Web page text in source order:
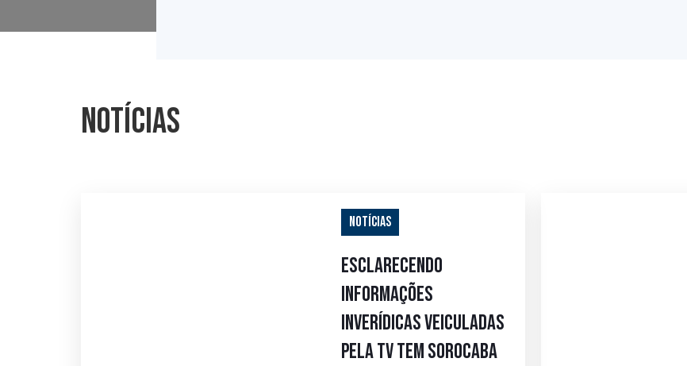
Notícias
Notícias
Esclarecendo
informações
inverídicas veiculadas
pela TV Tem Sorocaba